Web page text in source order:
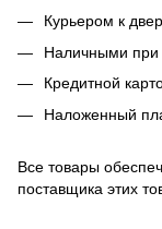
Курьером к
Наличными при
Кредитной
Наложенный
Все товары
поставщика этих